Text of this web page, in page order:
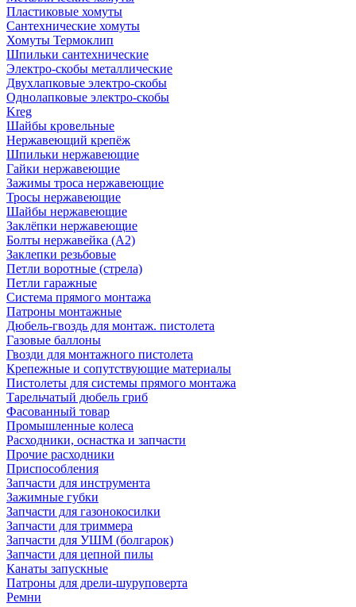
Пластиковые хомуты
Сантехнические хомуты
Хомуты Термоклип
Шпильки сантехнические
Электро-скобы металлические
Двухлапковые электро-скобы
Однолапковые электро-скобы
Kreg
Шайбы кровельные
Нержавеющий крепёж
Шпильки нержавеющие
Гайки нержавеющие
Зажимы троса нержавеющие
Тросы нержавеющие
Шайбы нержавеющие
Заклёпки нержавеющие
Болты нержавейка (А2)
Заклепки резьбовые
Петли воротные (стрела)
Петли гаражные
Система прямого монтажа
Патроны монтажные
Дюбель-гвоздь для монтаж. пистолета
Газовые баллоны
Гвозди для монтажного пистолета
Крепежные и сопутствующие материалы
Пистолеты для системы прямого монтажа
Тарельчатый дюбель гриб
Фасованный товар
Промышленные колеса
Расходники, оснастка и запчасти
Прочие расходники
Приспособления
Запчасти для инструмента
Зажимные губки
Запчасти для газонокосилки
Запчасти для триммера
Запчасти для УШМ (болгарок)
Запчасти для цепной пилы
Канаты запускные
Патроны для дрели-шуруповерта
Ремни